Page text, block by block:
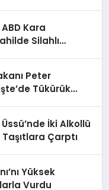
Kara
Silahlı
Peter
Tükürük
İki Alkollü
Taşıtlara Çarptı
Yüksek
Vurdu